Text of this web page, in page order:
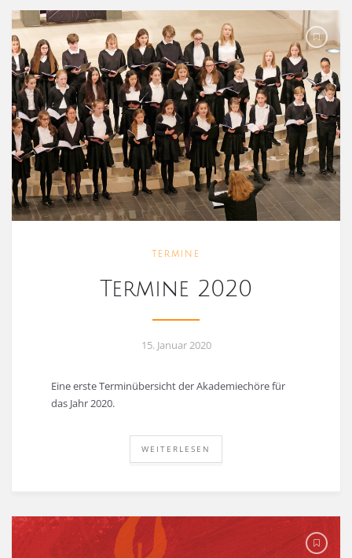
TERMINE
Termine 2020
15. Januar 2020
Eine erste Terminübersicht der Akademiechöre für
das Jahr 2020.
WEITERLESEN